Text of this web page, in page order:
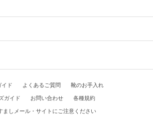
イド よくあるご質問
靴のお手入れ
ガイド
お問い合わせ
各種規約
ましメール・サイトにご注意ください